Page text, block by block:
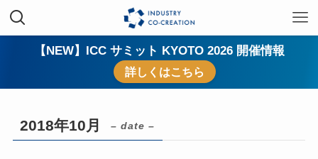
【NEW】ICC サミット KYOTO 2026 開催情報
詳しくはこちら
2018年10月 – date –